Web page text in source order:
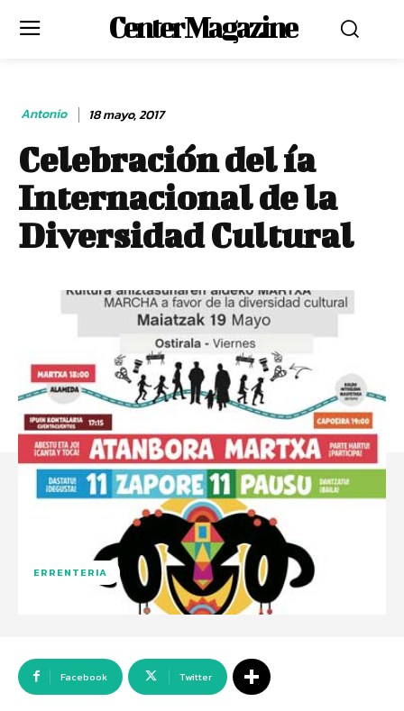
Center Magazine
Antonio 18 mayo, 2017
Celebración del ía
Internacional de la
Diversidad Cultural
ERRENTERIA
Facebook Twitter